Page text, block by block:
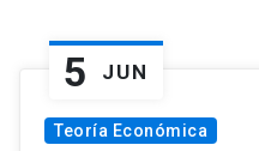
5 JUN
Teoría Económica